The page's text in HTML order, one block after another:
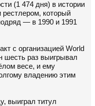
(1 474 дня) в истории
рестлером, который
— в 1990 и 1991
с организацией World
шесть раз выигрывал
весе, и ему
владению этим
выиграл титул